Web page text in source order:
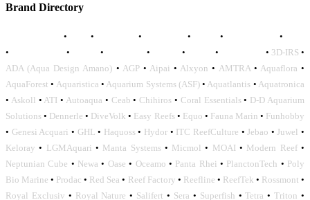
Brand Directory
• • • • • •
•
• • • • • • 3D-IRS •
ADA (Aqua Design Amano) • AGP• Aipai • Alxyon • AMTRA• Aquaflora •
AquaForest • Aquaristica • Aquarium Systems (ASF)• Aquatlantis • Aquatronica
• Askoll • ATI • Autoaqua • Ceab • Chihiros • Coral Essentials• D-D Aquarium
Solutions • Dennerle • DiveVolk • Easy Reefs• Equo • Fauna Marin • Funhobby
• Genesi Acquari • GHL • Haquoss• Hydor • ITC ReefCulture •Jebao •Juwel •
Keloray • LGMAquari • Manta Systems• Micmol • MOAI • Modern Reef•
Neptunian Cube • Newa • Oase • Oceamo • Panta Rhei • PlanctonTech • Poly
Bio Marine • Prodac • Red Sea • Reef Factory • Reefline • ReefTek • Rossmont •
Royal Exclusiv • Royal Nature • Salifert • Sera • Superfish •Tetra •Triton •